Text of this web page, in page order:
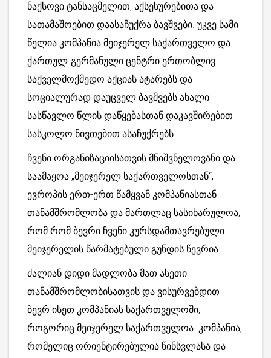
ნაქსოვი ტანსაცმელით, აქსესურებითა და
სათამაშოებით დაასაჩუქრა ბავშვები. უკვე სამი
წელია კომპანია მეიჯერელ საქართველო და
ქართულ-გერმანული ცენტრი ერთობლივ
საქველმოქმედო აქციას ატარებს და
სოციალურად დაუცველ ბავშვებს ახალი
სასწავლო წლის დაწყებასთან დაკავშირებით
სასკოლო ნივთებით ასაჩუქრებს.
ჩვენი ორგანიზაციისათვის მნიშვნელოვანი და
საამაყოა „მეიჯერელ საქართველოსთან“,
ევროპის ერთ-ერთ წამყვან კომპანიასთან
თანამშრომლობა და მართლაც სასიხარულოა,
რომ რომ ბევრი ჩვენი კურსდამთავრებული
მეიჯერელის წარმატებული გუნდის წევრია.
ძალიან დიდი მადლობა მათ ასეთი
თანამშრომლობისათვის და ვისურვებდით
ბევრ ისეთ კომპანიას საქართველოში,
როგორიც მეიჯერელ საქართველოა. კომპანია,
რომელიც ორიენტირებულია წინსვლასა და